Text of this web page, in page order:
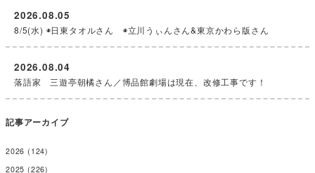
8/5(水) ◉日東タオルさん ◉立川うぃんさん&東京かわら版さん
2026.08.05
落語家 三遊亭朝橘さん／博品館劇場は現在、改修工事です！
2026.08.04
記事アーカイブ
2026 (124)
2025 (226)